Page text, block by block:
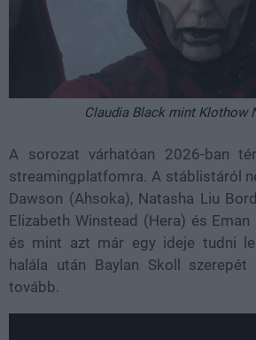
Claudia Black mint Klothow
A sorozat várhatóan 2026-ban
streamingplatfomra. A stáblistáról
Dawson (Ahsoka), Natasha Liu
Elizabeth Winstead (Hera) és
és mint azt már egy ideje tudni
halála után Baylan Skoll szerepét
tovább.